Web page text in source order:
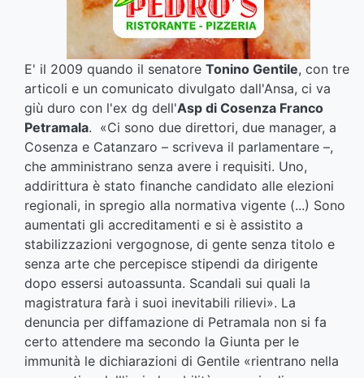
E' il 2009 quando il senatore Tonino Gentile, con tre
articoli e un comunicato divulgato dall'Ansa, ci va
giù duro con l'ex dg dell'Asp di Cosenza Franco
Petramala. «Ci sono due direttori, due manager, a
Cosenza e Catanzaro – scriveva il parlamentare –,
che amministrano senza avere i requisiti. Uno,
addirittura è stato finanche candidato alle elezioni
regionali, in spregio alla normativa vigente (...) Sono
aumentati gli accreditamenti e si è assistito a
stabilizzazioni vergognose, di gente senza titolo e
senza arte che percepisce stipendi da dirigente
dopo essersi autoassunta. Scandali sui quali la
magistratura farà i suoi inevitabili rilievi». La
denuncia per diffamazione di Petramala non si fa
certo attendere ma secondo la Giunta per le
immunità le dichiarazioni di Gentile «rientrano nella